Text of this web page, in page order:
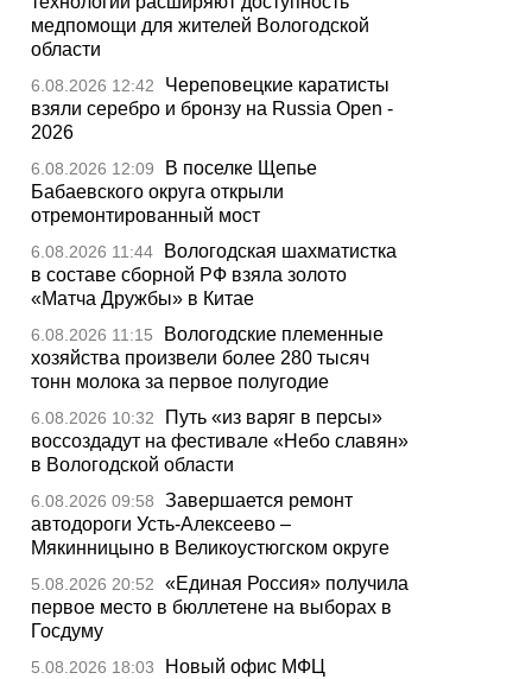
медпомощи для жителей Вологодской
области
6.08.2026 12:42
Череповецкие каратисты
взяли серебро и бронзу на Russia Open -
2026
6.08.2026 12:09
В поселке Щепье
Бабаевского округа открыли
отремонтированный мост
6.08.2026 11:44
Вологодская шахматистка
в составе сборной РФ взяла золото
«Матча Дружбы» в Китае
6.08.2026 11:15
Вологодские племенные
хозяйства произвели более 280 тысяч
тонн молока за первое полугодие
6.08.2026 10:32
Путь «из варяг в персы»
воссоздадут на фестивале «Небо славян»
в Вологодской области
6.08.2026 09:58
Завершается ремонт
автодороги Усть-Алексеево –
Мякинницыно в Великоустюгском округе
5.08.2026 20:52
«Единая Россия» получила
первое место в бюллетене на выборах в
Госдуму
5.08.2026 18:03
Новый офис МФЦ